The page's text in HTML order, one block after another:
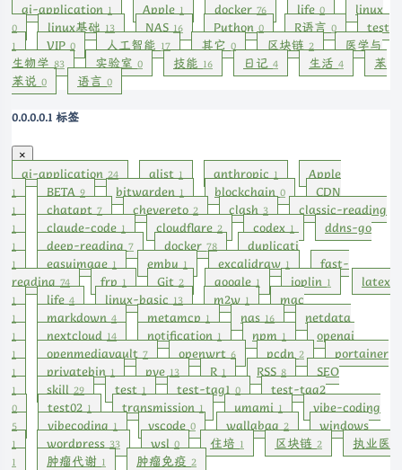
ai-application 1 Apple 1 docker 76 life 0 linux
0 linux基础 13 NAS 16 Python 0 R语言 0 test
1 VIP 0 人工智能 17 其它 0 区块链 2
医学与
生物学 83 实验室 0 技能 16 日记 4 生活 4
苯
苯说 0 语言 0
标签
×
ai-application 24 alist 1 anthropic 1 Apple
1 BETA 9 bitwarden 1 blockchain 0 CDN
1 chatgpt 7 chevereto 2 clash 3 classic-reading
1 claude-code 1 cloudflare 2 codex 1 ddns-go
1 deep-reading 7 docker 78 duplicati
1 easyimage 1 emby 1 excalidraw 1
fast-
reading 74 frp 1 Git 2 google 1 joplin 1 latex
1 life 4 linux-basic 13 m2w 1 mac
1 markdown 4 metamcp 1 nas 16 netdata
1 nextcloud 14 notification 1 npm 1 openai
1 openmediavault 7 openwrt 6 pcdn 2 portainer
1 privatebin 1 pve 13 R 1 RSS 8 SEO
1 skill 29 test 1 test-tag1 0 test-tag2
0 test02 1 transmission 1 umami 1 vibe-coding
5 vibecoding 1 vscode 0 wallabag 2 windows
1 wordpress 33 wsl 0 住培 1 区块链 2 执业医
1 肿瘤代谢 1 肿瘤免疫 2